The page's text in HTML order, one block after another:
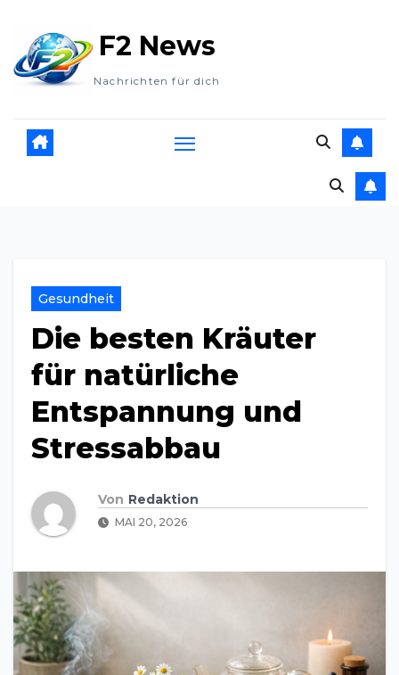
Inhalt
springen
F2 News
Nachrichten für dich
Gesundheit
Die besten Kräuter
für natürliche
Entspannung und
Stressabbau
Von Redaktion
MAI 20, 2026